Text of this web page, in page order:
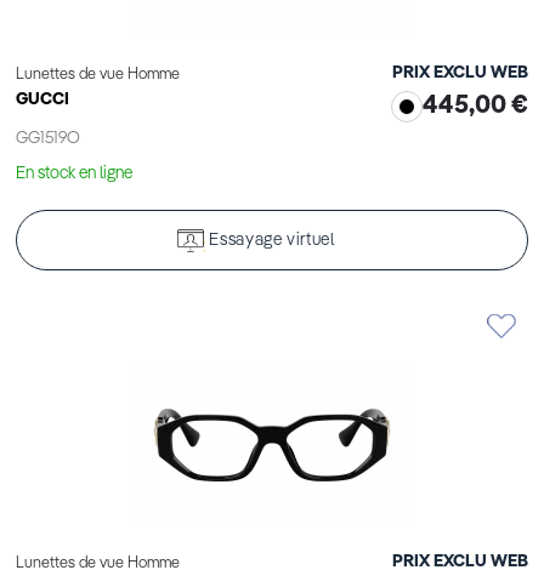
Lunettes de vue Homme
GUCCI
GG1519O
PRIX EXCLU WEB
445,00 €
En stock en ligne
Essayage virtuel
Lunettes de vue Homme PRIX EXCLU WEB